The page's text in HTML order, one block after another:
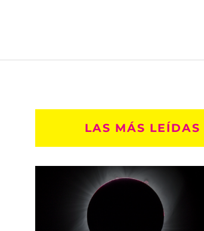
LAS MÁS LEÍDAS